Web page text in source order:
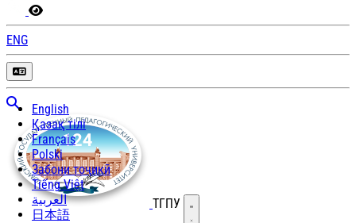
ENG
English
Қазақ тілі
Français
Polski
Забони тоҷикӣ
Tiếng Việt
العربية
日本語
ТГПУ Открыть меню